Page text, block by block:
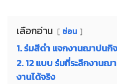
เลือกอ่าน ซ่อน
1. ร่มสีดำ แจกงานฌาปนกิ
2. 12 แบบ ร่มที่ระลึกงาน
งานได้จริง